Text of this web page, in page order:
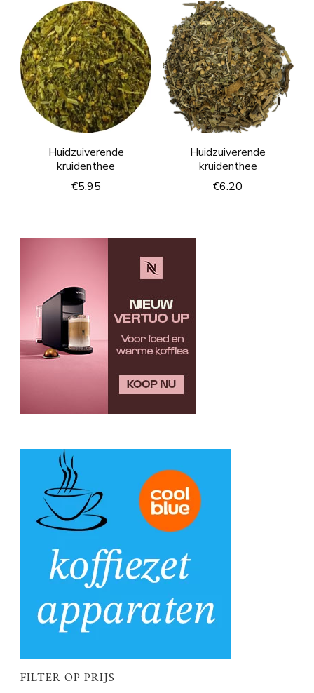
Huidzuiverende
kruidenthee
€5.95
Huidzuiverende
kruidenthee
€6.20
FILTER OP PRIJS